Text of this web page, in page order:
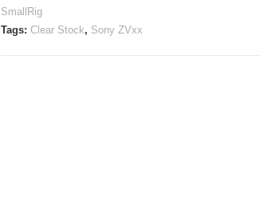
ZV-
E10
SmallRig
Tags: Clear Stock, Sony ZVxx